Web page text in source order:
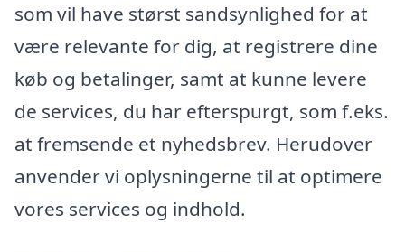
som vil have størst sandsynlighed for at
være relevante for dig, at registrere dine
køb og betalinger, samt at kunne levere
de services, du har efterspurgt, som f.eks.
at fremsende et nyhedsbrev. Herudover
anvender vi oplysningerne til at optimere
vores services og indhold.